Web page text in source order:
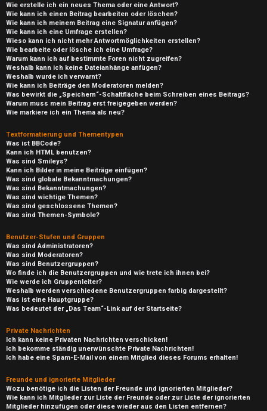
Wie erstelle ich ein neues Thema oder eine Antwort?
Wie kann ich einen Beitrag bearbeiten oder löschen?
Wie kann ich meinem Beitrag eine Signatur anfügen?
Wie kann ich eine Umfrage erstellen?
Wieso kann ich nicht mehr Antwortmöglichkeiten erstellen?
Wie bearbeite oder lösche ich eine Umfrage?
Warum kann ich auf bestimmte Foren nicht zugreifen?
Weshalb kann ich keine Dateianhänge anfügen?
Weshalb wurde ich verwarnt?
Wie kann ich Beiträge den Moderatoren melden?
Was bewirkt die „Speichern“-Schaltfläche beim Schreiben eines Beitrags?
Warum muss mein Beitrag erst freigegeben werden?
Wie markiere ich ein Thema als neu?
Textformatierung und Thementypen
Was ist BBCode?
Kann ich HTML benutzen?
Was sind Smileys?
Kann ich Bilder in meine Beiträge einfügen?
Was sind globale Bekanntmachungen?
Was sind Bekanntmachungen?
Was sind wichtige Themen?
Was sind geschlossene Themen?
Was sind Themen-Symbole?
Benutzer-Stufen und Gruppen
Was sind Administratoren?
Was sind Moderatoren?
Was sind Benutzergruppen?
Wo finde ich die Benutzergruppen und wie trete ich ihnen bei?
Wie werde ich Gruppenleiter?
Weshalb werden verschiedene Benutzergruppen farbig dargestellt?
Was ist eine Hauptgruppe?
Was bedeutet der „Das Team“-Link auf der Startseite?
Private Nachrichten
Ich kann keine Privaten Nachrichten verschicken!
Ich bekomme ständig unerwünschte Private Nachrichten!
Ich habe eine Spam-E-Mail von einem Mitglied dieses Forums erhalten!
Freunde und ignorierte Mitglieder
Wozu benötige ich die Listen der Freunde und ignorierten Mitglieder?
Wie kann ich Mitglieder zur Liste der Freunde oder zur Liste der ignorierten
Mitglieder hinzufügen oder diese wieder aus den Listen entfernen?